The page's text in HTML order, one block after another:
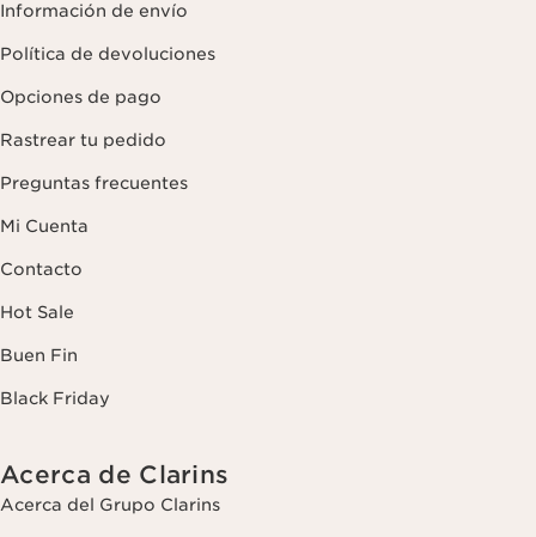
Información de envío
Política de devoluciones
Opciones de pago
Rastrear tu pedido
Preguntas frecuentes
Mi Cuenta
Contacto
Hot Sale
Buen Fin
Black Friday
Acerca de Clarins
Acerca del Grupo Clarins